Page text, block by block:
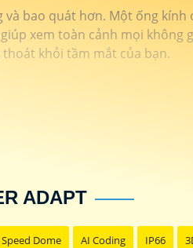
bao quát hơn. Một ống
xem toàn cảnh mọi không
khỏi tầm mắt của bạn.
ADAPT
Speed Dome AI Coding IP66